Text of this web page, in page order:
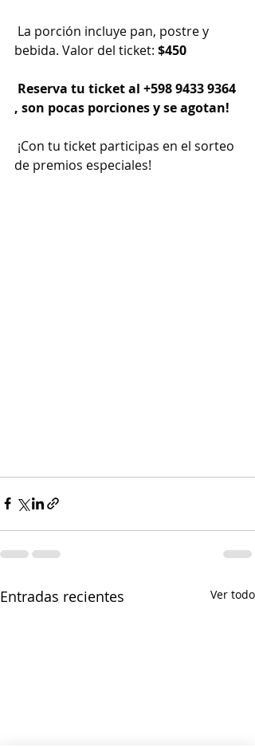
bebida. Valor del ticket: $450
, son pocas porciones y se agotan!
de premios especiales!
Entradas recientes Ver todo